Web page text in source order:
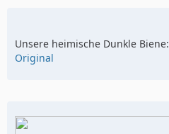
Unsere heimische Dunkle Biene:
Original